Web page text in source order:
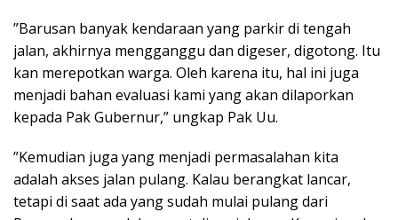
”Barusan banyak kendaraan yang parkir di tengah
jalan, akhirnya mengganggu dan digeser, digotong. Itu
kan merepotkan warga. Oleh karena itu, hal ini juga
menjadi bahan evaluasi kami yang akan dilaporkan
kepada Pak Gubernur,” ungkap Pak Uu.
”Kemudian juga yang menjadi permasalahan kita
adalah akses jalan pulang. Kalau berangkat lancar,
tetapi di saat ada yang sudah mulai pulang dari